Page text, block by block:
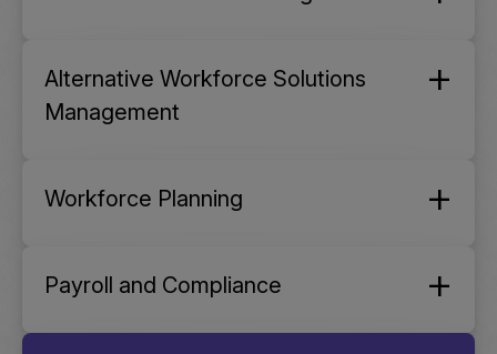
Alternative Workforce Solutions
Management
Workforce Planning
Payroll and Compliance